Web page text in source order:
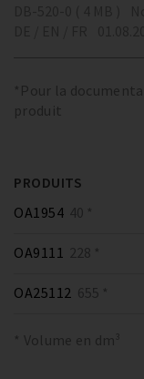
*Pour la
produit
PRODUITS
OA1954 40 *
OA9111 228 *
OA25112 655 *
* Volume en dm³